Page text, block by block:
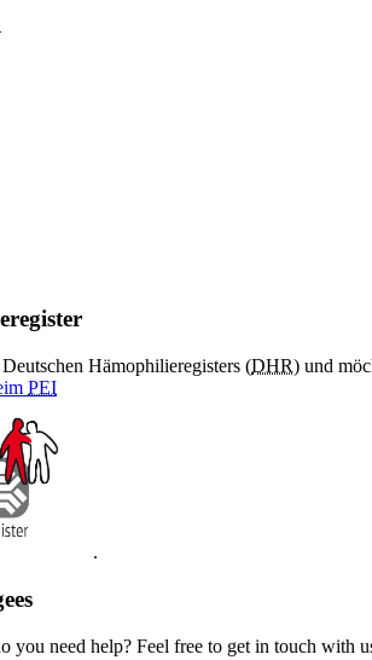
Hämophilieregisters (DHR) und
PEI
.
you need help? Feel free to get in touch with